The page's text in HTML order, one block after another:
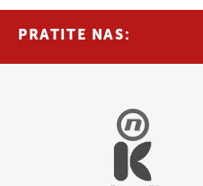
PRATITE NAS: